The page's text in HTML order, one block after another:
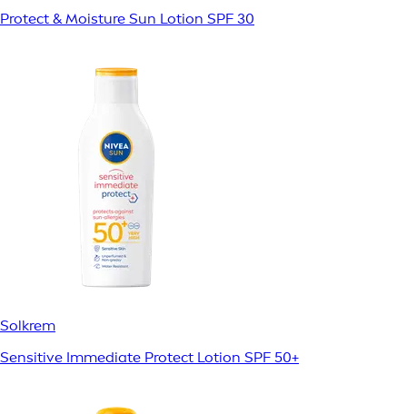
Protect & Moisture Sun Lotion SPF 30
Solkrem
Sensitive Immediate Protect Lotion SPF 50+